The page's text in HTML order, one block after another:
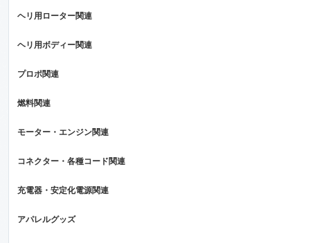
ヘリ用ローター関連
ヘリ用ボディー関連
プロポ関連
燃料関連
モーター・エンジン関連
コネクター・各種コード関連
充電器・安定化電源関連
アパレルグッズ